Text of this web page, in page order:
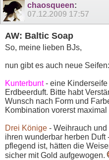
chaosqueen:
07.12.2009 17:57
AW: Baltic Soap
So, meine lieben BJs,
nun gibt es auch neue Seifen:
Kunterbunt- eine Kinderseife
Erdbeerduft. Bitte habt
Wunsch nach Form und
Kombination vorerst
Drei Könige - Weihrauch
ihren wunderbar herben Duft
pflegend ist, hätten die
sicher mit Gold aufgewogen.